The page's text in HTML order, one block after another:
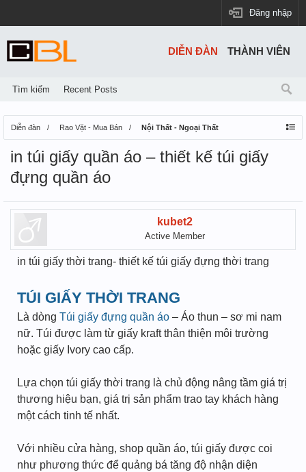
Đăng nhập
Diễn đàn Rao Vặt - Mua Bán Nội Thất - Ngoại Thất
in túi giấy quần áo – thiết kế túi giấy
đựng quần áo
kubet2
Active Member
in túi giấy thời trang- thiết kế túi giấy đựng thời trang
TÚI GIẤY THỜI TRANG
Là dòng Túi giấy đựng quần áo – Áo thun – sơ mi nam
nữ. Túi được làm từ giấy kraft thân thiện môi trường
hoặc giấy Ivory cao cấp.
Lựa chọn túi giấy thời trang là chủ động nâng tầm giá trị
thương hiệu bạn, giá trị sản phẩm trao tay khách hàng
một cách tinh tế nhất.
Với nhiều cửa hàng, shop quần áo, túi giấy được coi
như phương thức để quảng bá tăng độ nhận diện
DIỄN ĐÀN
Tìm kiếm Recent Posts
THÀNH VIÊN